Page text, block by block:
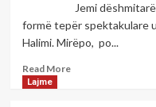
në
“listën
e
të
Jemi dëshmitarë se
formë tepër spektakulare
Halimi. Mirëpo, po...
Read MoreRead
Lajme